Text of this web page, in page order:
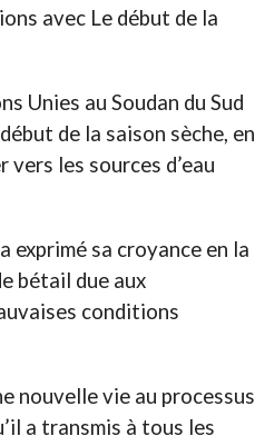
avec Le début de la
Unies au Soudan du Sud
de la saison sèche, en
vers les sources d’eau
exprimé sa croyance en la
bétail due aux
conditions
nouvelle vie au processus
a transmis à tous les